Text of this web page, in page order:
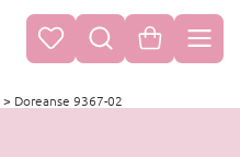
> Doreanse 9367-02